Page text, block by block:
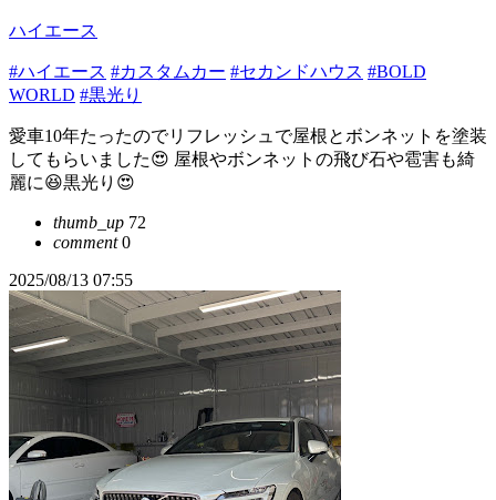
ハイエース
#ハイエース #カスタムカー #セカンドハウス #BOLD
WORLD #黒光り
愛車10年たったのでリフレッシュで屋根とボンネットを塗装
してもらいました😍 屋根やボンネットの飛び石や雹害も綺
麗に😆黒光り😍
thumb_up 72
comment0
2025/08/13 07:55